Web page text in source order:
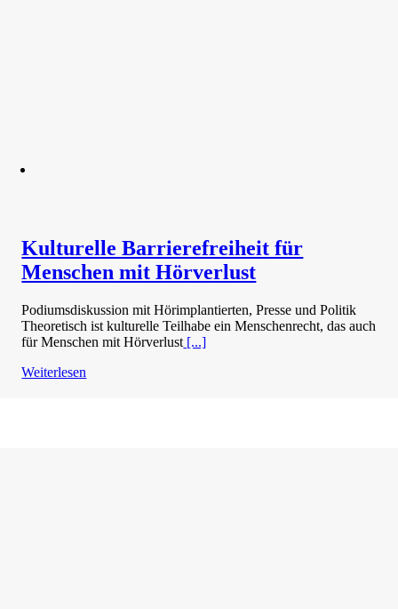
Kulturelle Barrierefreiheit für
Menschen mit Hörverlust
Podiumsdiskussion mit Hörimplantierten, Presse und Politik
Theoretisch ist kulturelle Teilhabe ein Menschenrecht, das auch
für Menschen mit Hörverlust [...]
Weiterlesen